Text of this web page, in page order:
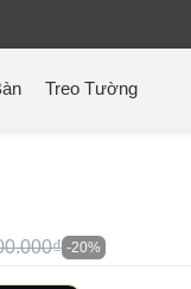
Treo Tường
-20%